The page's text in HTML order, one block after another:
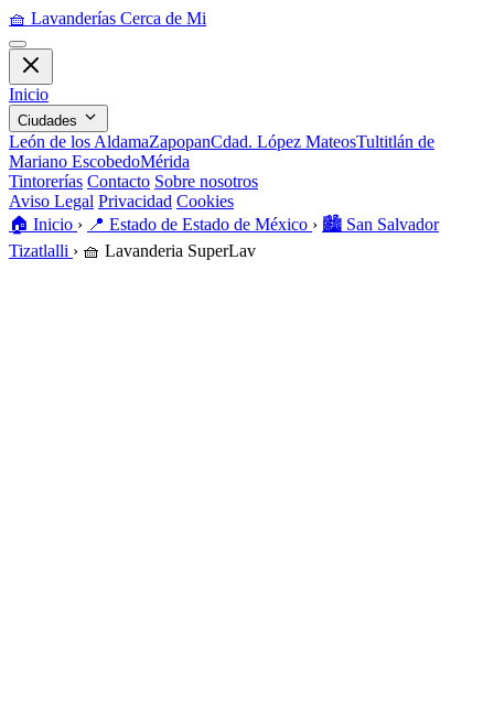
🧺 Lavanderías Cerca de Mi
Inicio
Ciudades
León de los AldamaZapopanCdad. López MateosTultitlán de
Mariano EscobedoMérida
Tintorerías Contacto Sobre nosotros
Aviso Legal Privacidad Cookies
🏠️ Inicio › 📍 Estado de Estado de México › 🏙️ San Salvador
Tizatlalli › 🧺 Lavanderia SuperLav